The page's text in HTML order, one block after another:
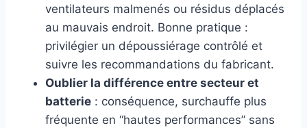
ventilateurs malmenés ou résidus déplacés
au mauvais endroit. Bonne pratique :
privilégier un dépoussiérage contrôlé et
suivre les recommandations du fabricant.
Oublier la différence entre secteur et
batterie : conséquence, surchauffe plus
fréquente en “hautes performances” sans